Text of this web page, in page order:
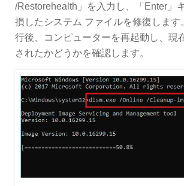
/Restorehealth」を入力し、「Enter」
損したシステム ファイルを修復します
行後、コンピューターを再起動し、現
されたかどうかを確認します。